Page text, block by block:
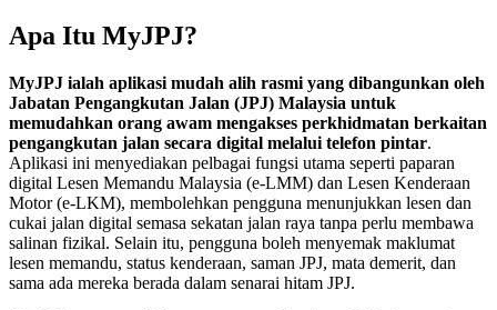
Apa Itu MyJPJ?
MyJPJ ialah aplikasi mudah alih rasmi yang dibangunkan oleh
Jabatan Pengangkutan Jalan (JPJ) Malaysia untuk
memudahkan orang awam mengakses perkhidmatan berkaitan
pengangkutan jalan secara digital melalui telefon pintar.
Aplikasi ini menyediakan pelbagai fungsi utama seperti paparan
digital Lesen Memandu Malaysia (e-LMM) dan Lesen Kenderaan
Motor (e-LKM), membolehkan pengguna menunjukkan lesen dan
cukai jalan digital semasa sekatan jalan raya tanpa perlu membawa
salinan fizikal. Selain itu, pengguna boleh menyemak maklumat
lesen memandu, status kenderaan, saman JPJ, mata demerit, dan
sama ada mereka berada dalam senarai hitam JPJ.